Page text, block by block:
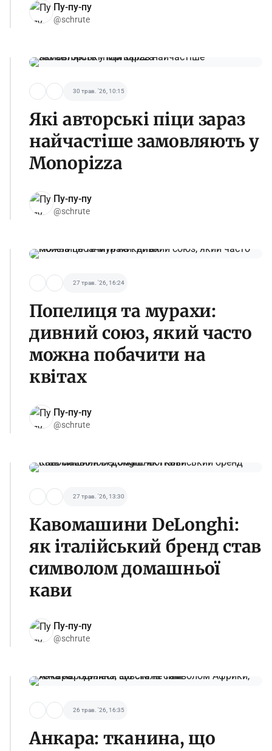
Пу-пу-пу
@schrute
30 трав. '26, 10:15
Які авторські піци зараз
найчастіше замовляють у
Monopizza
Пу-пу-пу
@schrute
27 трав. '26, 16:24
Попелиця та мурахи:
дивний союз, який часто
можна побачити на
квітах
Пу-пу-пу
@schrute
27 трав. '26, 13:30
Кавомашини DeLonghi:
як італійський бренд став
символом домашньої
кави
Пу-пу-пу
@schrute
26 трав. '26, 16:35
Анкара: тканина, що